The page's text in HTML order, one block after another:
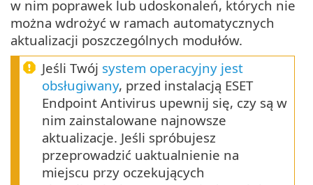
w nim poprawek lub udoskonaleń, których nie
można wdrożyć w ramach automatycznych
aktualizacji poszczególnych modułów.
Jeśli Twój system operacyjny jest
obsługiwany, przed instalacją ESET
Endpoint Antivirus upewnij się, czy są w
nim zainstalowane najnowsze
aktualizacje. Jeśli spróbujesz
przeprowadzić uaktualnienie na
miejscu przy oczekujących